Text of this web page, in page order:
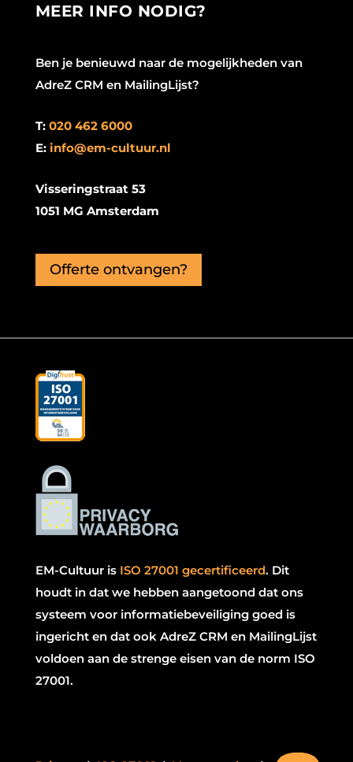
MEER INFO NODIG?
Ben je benieuwd naar de mogelijkheden van
AdreZ CRM en MailingLijst?
T: 020 462 6000
E: info@em-cultuur.nl
Visseringstraat 53
1051 MG Amsterdam
Offerte ontvangen?
EM-Cultuur is ISO 27001 gecertificeerd. Dit
houdt in dat we hebben aangetoond dat ons
systeem voor informatiebeveiliging goed is
ingericht en dat ook AdreZ CRM en MailingLijst
voldoen aan de strenge eisen van de norm ISO
27001.